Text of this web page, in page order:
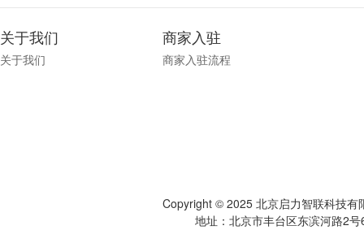
关于我们
关于我们
商家入驻
商家入驻流程
Copyright © 2025 北京启力智联科技有
地址：北京市丰台区东滨河路2